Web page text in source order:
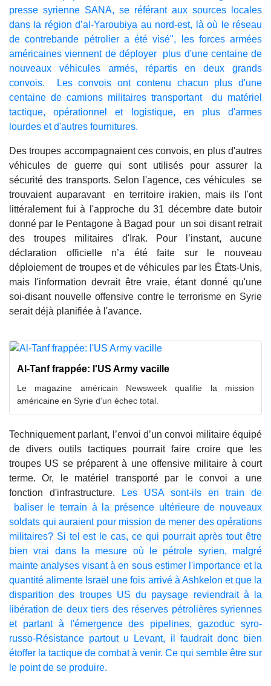
presse syrienne SANA, se référant aux sources locales
dans la région d’al-Yaroubiya au nord-est, là où le réseau
de contrebande pétrolier a été visé", les forces armées
américaines viennent de déployer plus d'une centaine de
nouveaux véhicules armés, répartis en deux grands
convois. Les convois ont contenu chacun plus d'une
centaine de camions militaires transportant du matériel
tactique, opérationnel et logistique, en plus d'armes
lourdes et d'autres fournitures.
Des troupes accompagnaient ces convois, en plus d'autres
véhicules de guerre qui sont utilisés pour assurer la
sécurité des transports. Selon l'agence, ces véhicules se
trouvaient auparavant en territoire irakien, mais ils l'ont
littéralement fui à l'approche du 31 décembre date butoir
donné par le Pentagone à Bagad pour un soi disant retrait
des troupes militaires d'Irak. Pour l’instant, aucune
déclaration officielle n’a été faite sur le nouveau
déploiement de troupes et de véhicules par les États-Unis,
mais l'information devrait être vraie, étant donné qu'une
soi-disant nouvelle offensive contre le terrorisme en Syrie
serait déjà planifiée à l'avance.
Al-Tanf frappée: l'US Army vacille
Le magazine américain Newsweek qualifie la mission
américaine en Syrie d’un échec total.
Techniquement parlant, l’envoi d’un convoi militaire équipé
de divers outils tactiques pourrait faire croire que les
troupes US se préparent à une offensive militaire à court
terme. Or, le matériel transporté par le convoi a une
fonction d'infrastructure.
Les USA sont-ils en train de
baliser le terrain à la présence ultérieure de nouveaux
soldats qui auraient pour mission de mener des opérations
militaires? Si tel est le cas, ce qui pourrait après tout être
bien vrai dans la mesure où le pétrole syrien, malgré
mainte analyses visant à en sous estimer l'importance et la
quantité alimente Israël une fois arrivé à Ashkelon et que la
disparition des troupes US du paysage reviendrait à la
libération de deux tiers des réserves pétrolières syriennes
et partant à l'émergence des pipelines, gazoduc syro-
russo-Résistance partout u Levant, il faudrait donc bien
étoffer la tactique de combat à venir. Ce qui semble être sur
le point de se produire.